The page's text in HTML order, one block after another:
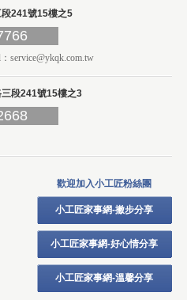
241號15樓之5
service@ykqk.com.tw
段241號15樓之3
歡迎加入小工匠粉絲團
小工匠家事網-撇步分享
小工匠家事網-好心情分享
小工匠家事網-溫馨分享